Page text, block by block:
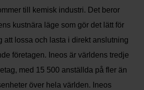
till kemisk industri. Det beror
kustnära läge som gör det lätt för
att lossa och lasta i direkt anslutning
företagen. Ineos är världens tredje
med 15 500 anställda på fler än
över hela världen. Ineos